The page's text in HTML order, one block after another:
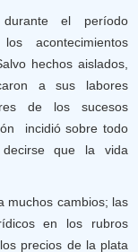
el período
acontecimientos
hechos aislados,
a sus labores
de los sucesos
incidió sobre todo
decirse que la vida
muchos cambios; las
en los rubros
precios de la plata